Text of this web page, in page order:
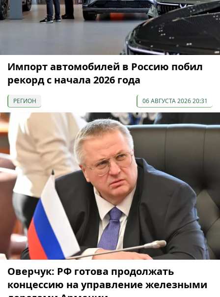
Импорт автомобилей в Россию побил
рекорд с начала 2026 года
РЕГИОН 06 АВГУСТА 2026 20:31
Оверчук: РФ готова продолжать
концессию на управление железными